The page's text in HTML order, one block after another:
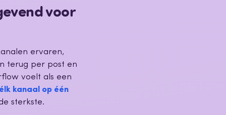
voor
ervaren,
terug per post en
voelt als een
kanaal op één
sterkste.